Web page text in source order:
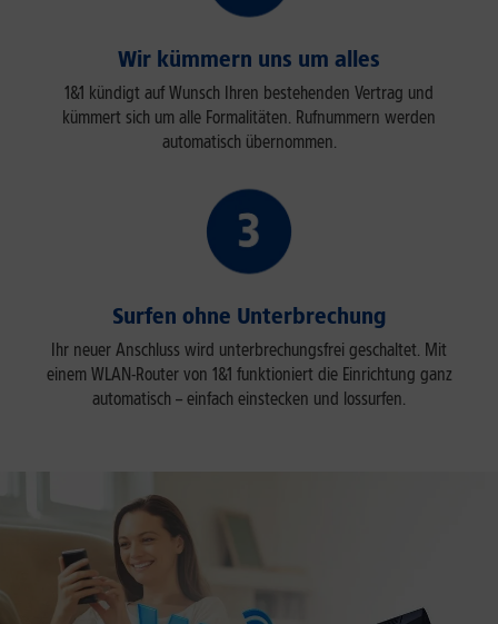
Wir kümmern uns um alles
1&1 kündigt auf Wunsch Ihren bestehenden Vertrag und
kümmert sich um alle Formalitäten. Rufnummern werden
automatisch übernommen.
Surfen ohne Unterbrechung
Ihr neuer Anschluss wird unterbrechungsfrei geschaltet. Mit
einem WLAN-Router von 1&1 funktioniert die Einrichtung ganz
automatisch – einfach einstecken und lossurfen.